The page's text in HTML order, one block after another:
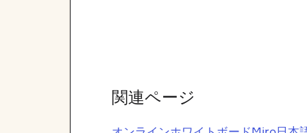
関連ページ